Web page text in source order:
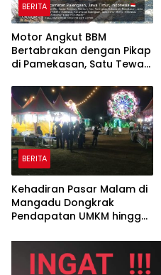
BERITA
Motor Angkut BBM
Bertabrakan dengan Pikap
di Pamekasan, Satu Tewas
BERITA
Kehadiran Pasar Malam di
Mangadu Dongkrak
Pendapatan UMKM hingga